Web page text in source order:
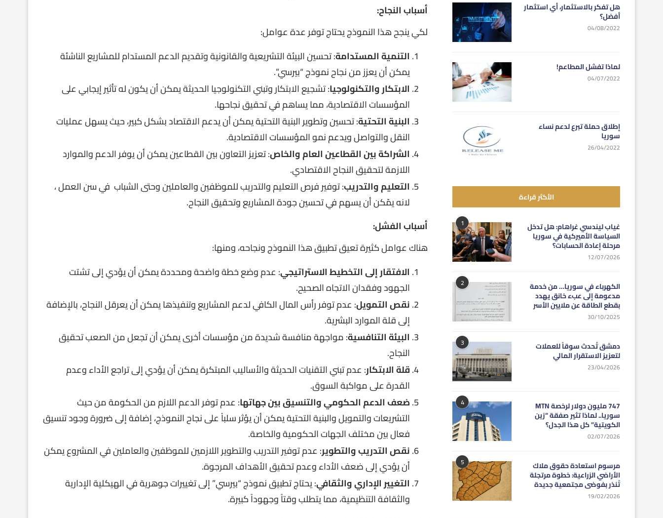
أسباب النجاح:
لكي ينجح هذا النموذج يحتاج توفر عدة عوامل:
التنمية المستدامة: تحسين البيئة التشريعية والقانونية وتقديم الدعم المستدام للمشاريع الناشئة
يمكن أن يعزز من نجاح نموذج “بيرسي”.
الابتكار والتكنولوجيا: تشجيع الابتكار وتبني التكنولوجيا الحديثة يمكن أن يكون له تأثير إيجابي على
المؤسسات الاقتصادية، مما يساهم في تحقيق نجاحها.
البنية التحتية: تحسين وتطوير البنية التحتية يمكن أن يدعم الاقتصاد بشكل كبير، حيث يسهل عمليات
النقل والتواصل ويدعم نمو المؤسسات الاقتصادية.
الشراكة بين القطاعين العام والخاص: تعزيز التعاون بين القطاعين يمكن أن يوفر الدعم والموارد
اللازمة لتحقيق النجاح الاقتصادي.
التعليم والتدريب: توفير فرص التعليم والتدريب للموظفين والعاملين وحتى الشباب في سن العمل ،
لانه يمّكن أن يسهم في تحسين جودة المشاريع وتحقيق النجاح.
أسباب الفشل:
هناك عوامل كثيرة تعيق تطبيق هذا النموذج ونجاحه، ومنها:
الافتقار إلى التخطيط الاستراتيجي: عدم وضع خطة واضحة ومحددة يمكن أن يؤدي إلى تشتت
الجهود وفقدان الاتجاه الصحيح.
نقص التمويل: عدم توفر رأس المال الكافي لدعم المشاريع وتنفيذها يمكن أن يعرقل النجاح، بالإضافة
إلى قلة الموارد البشرية.
البيئة التنافسية: مواجهة منافسة شديدة من مؤسسات أخرى يمكن أن تجعل من الصعب تحقيق
النجاح.
قلة الابتكار: عدم تبني التقنيات الحديثة والأساليب المبتكرة يمكن أن يؤدي إلى تراجع الأداء وعدم
القدرة على مواكبة السوق.
ضعف الدعم الحكومي والتنسيق بين جهاتها: عدم توفر الدعم اللازم من الحكومة من حيث
التشريعات والتمويل والبنية التحتية يمكن أن يؤثر سلباً على نجاح النموذج، إضافة إلى ضرورة وجود تنسيق
فعال بين مختلف الجهات الحكومية والخاصة.
نقص التدريب والتطوير: عدم توفير التدريب والتطوير اللازمين للموظفين والعاملين في المشروع يمكن
أن يؤدي إلى ضعف الأداء وعدم تحقيق الأهداف المرجوة.
التغيير الإداري والثقافي: يحتاج تطبيق نموذج “بيرسي” إلى تغييرات جوهرية في الهيكلية الإدارية
والثقافة التنظيمية، مما يتطلب وقتاً وجهوداً كبيرة.
هل تفكر بالاستثمار، أي استثمار
أفضل؟
04/08/2022
لماذا تفشل المطاعم!
04/07/2022
إطلاق حملة تبرع لدعم نساء
سوريا
26/04/2022
الأكثر قراءة
1 غياب ليندسي غراهام: هل تدخل
السياسة الأميركية في سوريا
مرحلة إعادة الحسابات؟
12/07/2026
2 الكهرباء في سوريا… من خدمة
مدعومة إلى عبء خانق يهدد
بقطع الطاقة عن ملايين الأسر
30/10/2025
3 دمشق تُحدث سوقاً للعملات
لتعزيز الاستقرار المالي
23/04/2026
4 747 مليون دولار لرخصة MTN
سوريا.. لماذا تثير صفقة “زين
الكويتية” كل هذا الجدل؟
02/07/2026
5 مرسوم استعادة حقوق ملاك
الأراضي الزراعية: خطوة مرتجلة
تُنذر بفوضى مجتمعية جديدة
19/02/2026